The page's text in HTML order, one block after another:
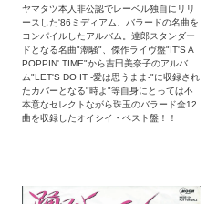
ヤマタツ本人非公認でレーベル独自にリリ
ースした'86ミディアム、バラードの名曲を
コンパイルしたアルバム。達郎スタンダー
ドとなる名曲"潮騒"、傑作ライヴ盤"IT'S A
POPPIN' TIME"から吉田美奈子のアルバ
ム"LET'S DO IT -愛は思うまま-"に収録され
たカバーとなる"時よ"等自身にとっては不
本意なセレクトながら珠玉のバラード全12
曲を収録したオイシイ・ベスト盤！！